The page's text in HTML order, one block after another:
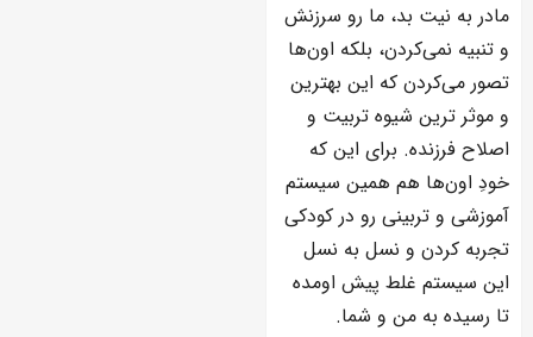
مادر به نیت بد، ما رو سرزنش
و تنبیه نمی‌کردن، بلکه اون‌ها
تصور می‌کردن که این بهترین
و موثر ترین شیوه تربیت و
اصلاح فرزنده. برای این که
خودِ اون‌ها هم همین سیستم
آموزشی و تربینی رو در کودکی
تجربه کردن و نسل به نسل
این سیستم غلط پیش اومده
تا رسیده به من و شما.